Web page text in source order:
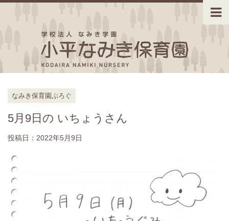
なみき保育園ぶろぐ
5月9日の いちょうさん
投稿日： 2022年5月9日